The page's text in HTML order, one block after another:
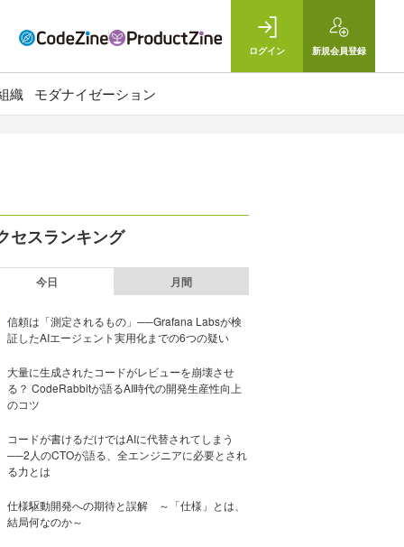
ログイン 新規会員登録
織 モダナイゼーション
セスランキング
今日 月間
信頼は「測定されるもの」──Grafana Labsが検
証したAIエージェント実用化までの6つの疑い
大量に生成されたコードがレビューを崩壊させ
る？ CodeRabbitが語るAI時代の開発生産性向上
のコツ
コードが書けるだけではAIに代替されてしまう
──2人のCTOが語る、全エンジニアに必要とされ
る力とは
仕様駆動開発への期待と誤解 ～「仕様」とは、
結局何なのか～